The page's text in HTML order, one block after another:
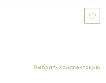
Выбрать комплектацию